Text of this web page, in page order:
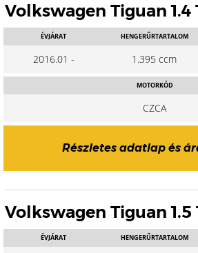
Volkswagen Tiguan 1.4
ÉVJÁRAT
2016.01 -
HENGERŰRTARTALOM
1.395 ccm
MOTORKÓD
CZCA
Részletes adatlap és
Volkswagen Tiguan 1.5
ÉVJÁRAT HENGERŰRTARTALOM